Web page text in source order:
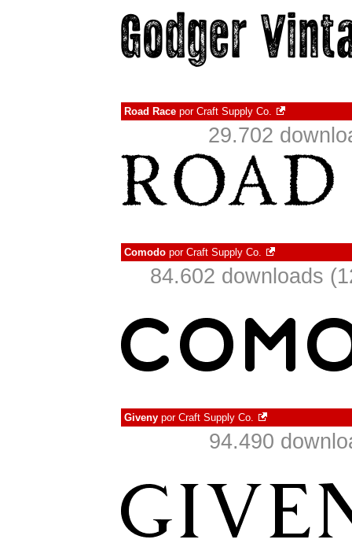
Road Race por Craft Supply Co.
29.702
Comodo por Craft Supply Co.
84.602 downloads
Giveny por Craft Supply Co.
94.490